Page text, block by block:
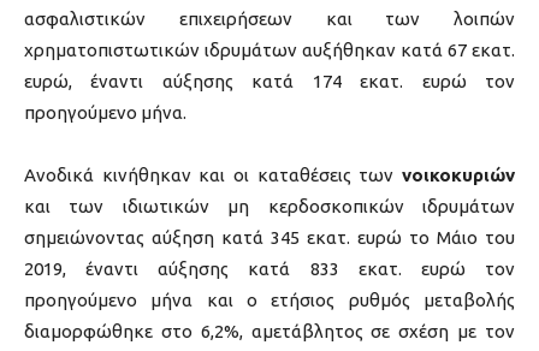
ασφαλιστικών επιχειρήσεων και των λοιπών
χρηματοπιστωτικών ιδρυμάτων αυξήθηκαν κατά 67 εκατ.
ευρώ, έναντι αύξησης κατά 174 εκατ. ευρώ τον
προηγούμενο μήνα.
Ανοδικά κινήθηκαν και οι καταθέσεις των νοικοκυριών
και των ιδιωτικών μη κερδοσκοπικών ιδρυμάτων
σημειώνοντας αύξηση κατά 345 εκατ. ευρώ το Μάιο του
2019, έναντι αύξησης κατά 833 εκατ. ευρώ τον
προηγούμενο μήνα και ο ετήσιος ρυθμός μεταβολής
διαμορφώθηκε στο 6,2%, αμετάβλητος σε σχέση με τον